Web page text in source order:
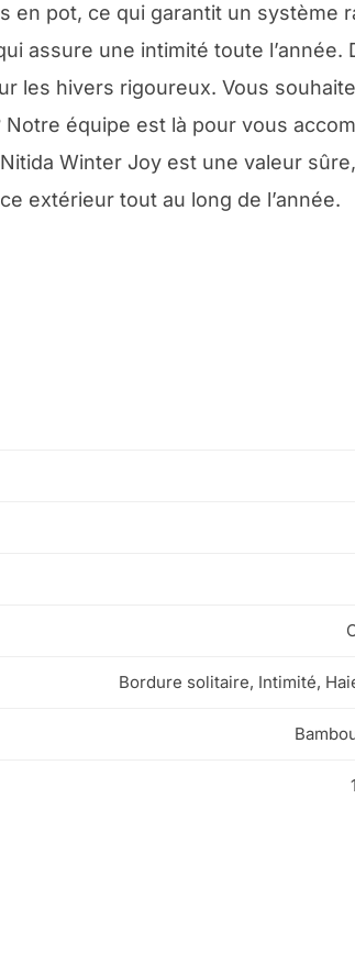
en pot, ce qui garantit un système
assure une intimité toute l’année.
les hivers rigoureux. Vous
équipe est là pour vous
Winter Joy est une valeur
extérieur tout au long de l’année.
Bordure solitaire, Intimité,